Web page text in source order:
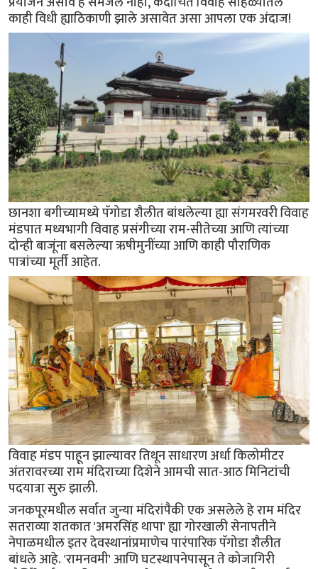
काही विधी ह्याठिकाणी झाले असावेत असा आपला एक अंदाज!
छानशा बगीच्यामध्ये पॅगोडा शैलीत बांधलेल्या ह्या संगमरवरी विवाह
मंडपात मध्यभागी विवाह प्रसंगीच्या राम-सीतेच्या आणि त्यांच्या
दोन्ही बाजूंना बसलेल्या ऋषीमुनींच्या आणि काही पौराणिक
पात्रांच्या मूर्ती आहेत.
विवाह मंडप पाहून झाल्यावर तिथून साधारण अर्धा किलोमीटर
अंतरावरच्या राम मंदिराच्या दिशेने आमची सात-आठ मिनिटांची
पदयात्रा सुरु झाली.
जनकपूरमधील सर्वात जुन्या मंदिरांपैकी एक असलेले हे राम मंदिर
सतराव्या शतकात 'अमरसिंह थापा' ह्या गोरखाली सेनापतीने
नेपाळमधील इतर देवस्थानांप्रमाणेच पारंपारिक पॅगोडा शैलीत
बांधले आहे. 'रामनवमी' आणि घटस्थापनेपासून ते कोजागिरी